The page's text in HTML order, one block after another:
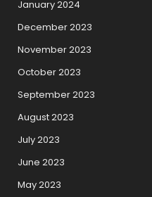
January 2024
December 2023
November 2023
October 2023
September 2023
August 2023
July 2023
June 2023
May 2023